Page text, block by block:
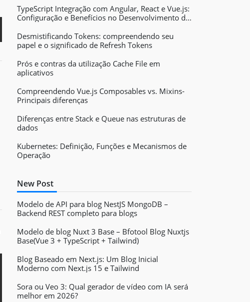
TypeScript Integração com Angular, React e Vue.js:
Configuração e Benefícios no Desenvolvimento de
Desmistificando Tokens: compreendendo seu
papel e o significado de Refresh Tokens
Prós e contras da utilização Cache File em
aplicativos
Compreendendo Vue.js Composables vs. Mixins-
Principais diferenças
Diferenças entre Stack e Queue nas estruturas de
dados
Kubernetes: Definição, Funções e Mecanismos de
Operação
New Post
Modelo de API para blog NestJS MongoDB –
Backend REST completo para blogs
Modelo de blog Nuxt 3 Base – Bfotool Blog Nuxtjs
Base(Vue 3 + TypeScript + Tailwind)
Blog Baseado em Next.js: Um Blog Inicial
Moderno com Next.js 15 e Tailwind
Sora ou Veo 3: Qual gerador de vídeo com IA será
melhor em 2026?